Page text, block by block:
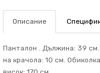
Описание
Панталон . Дължина: 39
на крачола: 10 см.